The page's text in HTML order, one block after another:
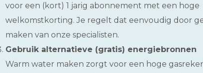
voor een (kort) 1 jarig abonnement met een hoge
welkomstkorting. Je regelt dat eenvoudig door
maken van onze specialisten.
Gebruik alternatieve (gratis) energiebronnen
Warm water maken zorgt voor een hoge